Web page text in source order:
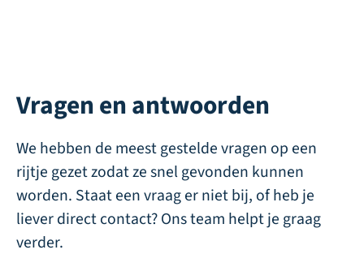
Vragen en antwoorden
We hebben de meest gestelde vragen op een
rijtje gezet zodat ze snel gevonden kunnen
worden. Staat een vraag er niet bij, of heb je
liever direct contact? Ons team helpt je graag
verder.